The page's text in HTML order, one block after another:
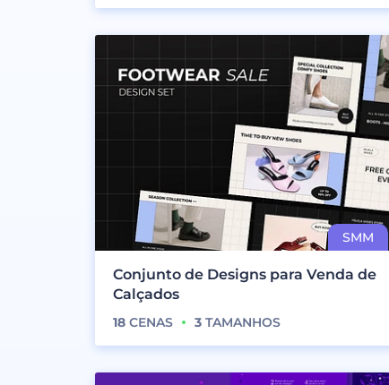
Conjunto de Designs para Venda de
Calçados
18 CENAS 3 TAMANHOS